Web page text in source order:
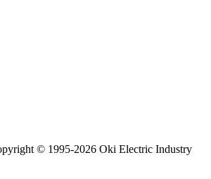
© 1995-2026 Oki Electric Industry